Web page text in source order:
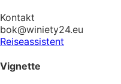
Kontakt
bok@winiety24.eu
Reiseassistent
Vignette